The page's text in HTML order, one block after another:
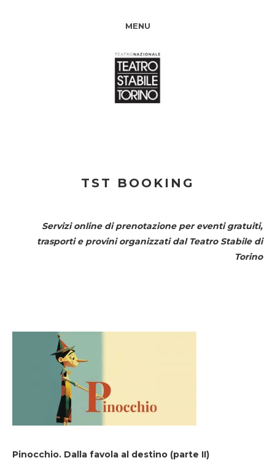
MENU
TST BOOKING
Servizi online di prenotazione per eventi gratuiti,
trasporti e provini organizzati dal Teatro Stabile di
Torino
Pinocchio. Dalla favola al destino (parte II)